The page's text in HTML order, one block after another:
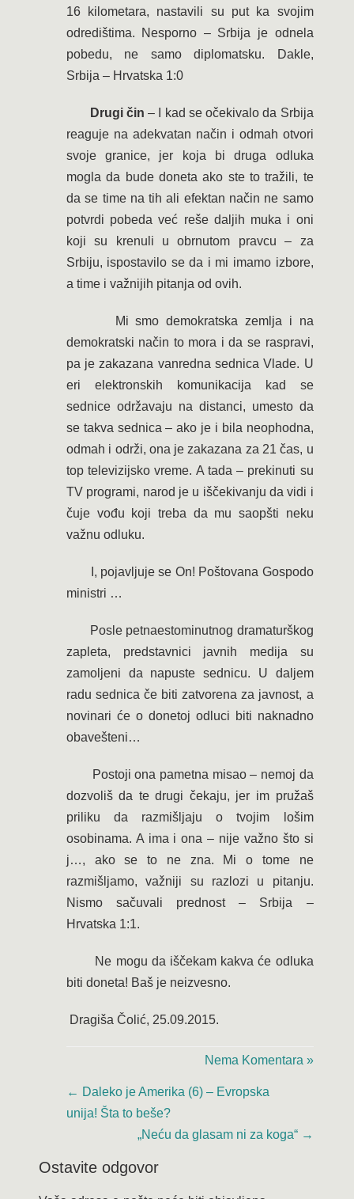
16 kilometara, nastavili su put ka svojim
odredištima. Nesporno – Srbija je odnela
pobedu, ne samo diplomatsku. Dakle,
Srbija – Hrvatska 1:0
Drugi čin – I kad se očekivalo da Srbija
reaguje na adekvatan način i odmah otvori
svoje granice, jer koja bi druga odluka
mogla da bude doneta ako ste to tražili, te
da se time na tih ali efektan način ne samo
potvrdi pobeda već reše daljih muka i oni
koji su krenuli u obrnutom pravcu – za
Srbiju, ispostavilo se da i mi imamo izbore,
a time i važnijih pitanja od ovih.
Mi smo demokratska zemlja i na
demokratski način to mora i da se raspravi,
pa je zakazana vanredna sednica Vlade. U
eri elektronskih komunikacija kad se
sednice održavaju na distanci, umesto da
se takva sednica – ako je i bila neophodna,
odmah i održi, ona je zakazana za 21 čas, u
top televizijsko vreme. A tada – prekinuti su
TV programi, narod je u iščekivanju da vidi i
čuje vođu koji treba da mu saopšti neku
važnu odluku.
I, pojavljuje se On! Poštovana Gospodo
ministri …
Posle petnaestominutnog dramaturškog
zapleta, predstavnici javnih medija su
zamoljeni da napuste sednicu. U daljem
radu sednica če biti zatvorena za javnost, a
novinari će o donetoj odluci biti naknadno
obavešteni…
Postoji ona pametna misao – nemoj da
dozvoliš da te drugi čekaju, jer im pružaš
priliku da razmišljaju o tvojim lošim
osobinama. A ima i ona – nije važno što si
j…, ako se to ne zna. Mi o tome ne
razmišljamo, važniji su razlozi u pitanju.
Nismo sačuvali prednost – Srbija –
Hrvatska 1:1.
Ne mogu da iščekam kakva će odluka
biti doneta! Baš je neizvesno.
Dragiša Čolić, 25.09.2015.
Nema Komentara »
← Daleko je Amerika (6) – Evropska
unija! Šta to beše?
„Neću da glasam ni za koga“ →
Ostavite odgovor